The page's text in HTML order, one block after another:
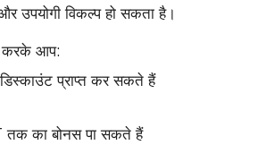
उपयोगी विकल्प हो सकता है।
करके आप:
प्राप्त कर सकते हैं
का बोनस पा सकते हैं